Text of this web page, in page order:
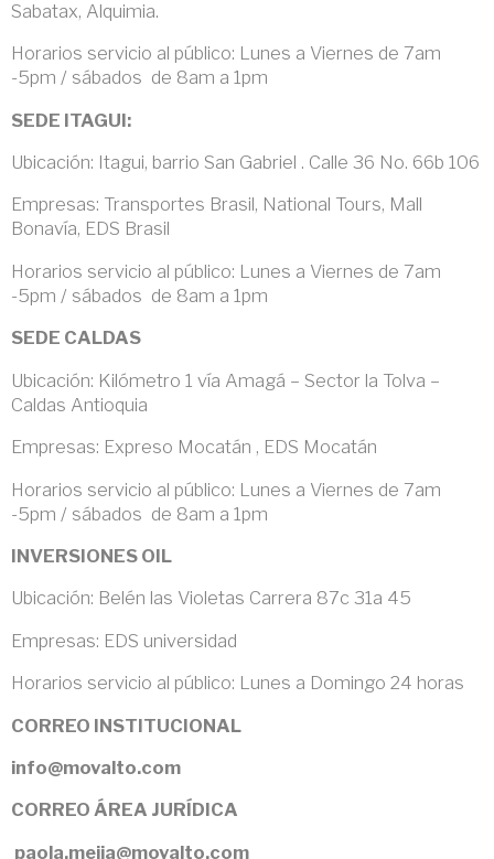
Sabatax, Alquimia.
Horarios servicio al público: Lunes a Viernes de 7am
-5pm / sábados de 8am a 1pm
SEDE ITAGUI:
Ubicación: Itagui, barrio San Gabriel . Calle 36 No. 66b 106
Empresas: Transportes Brasil, National Tours, Mall
Bonavía, EDS Brasil
Horarios servicio al público: Lunes a Viernes de 7am
-5pm / sábados de 8am a 1pm
SEDE CALDAS
Ubicación: Kilómetro 1 vía Amagá – Sector la Tolva –
Caldas Antioquia
Empresas: Expreso Mocatán , EDS Mocatán
Horarios servicio al público: Lunes a Viernes de 7am
-5pm / sábados de 8am a 1pm
INVERSIONES OIL
Ubicación: Belén las Violetas Carrera 87c 31a 45
Empresas: EDS universidad
Horarios servicio al público: Lunes a Domingo 24 horas
CORREO INSTITUCIONAL
info@movalto.com
CORREO ÁREA JURÍDICA
paola.mejia@movalto.com